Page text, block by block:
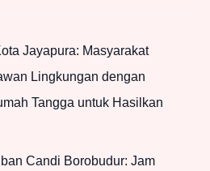
Jayapura: Masyarakat
Lingkungan dengan
Tangga untuk Hasilkan
Candi Borobudur: Jam